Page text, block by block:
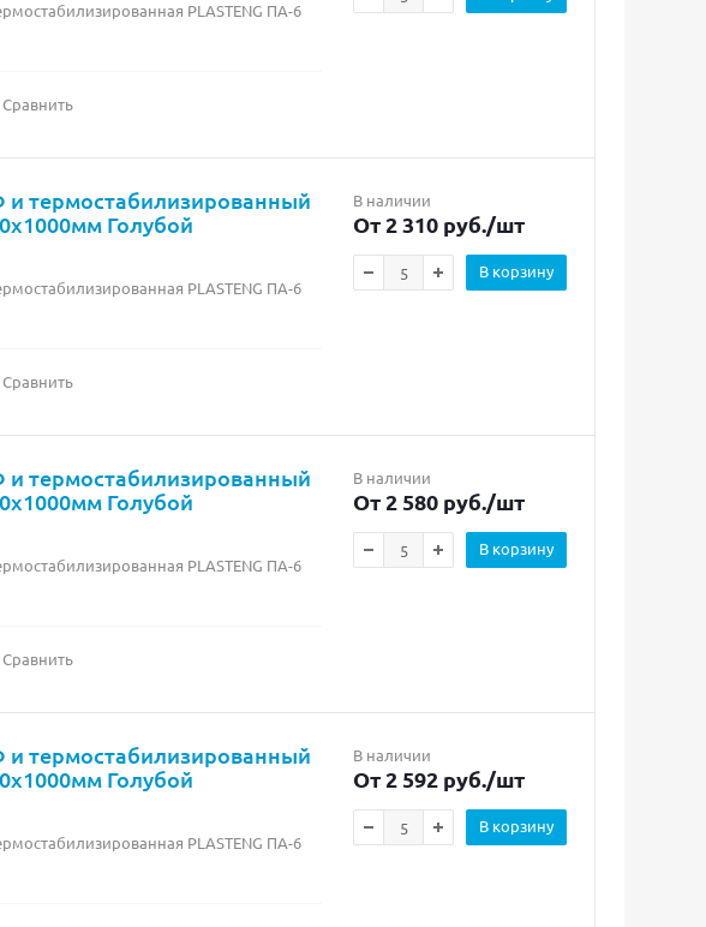
PLASTENG ПА-6
Сравнить
термостабилизированный
Голубой
PLASTENG ПА-6
Сравнить
В наличии
От 2 310 руб./шт
В корзину
термостабилизированный
Голубой
PLASTENG ПА-6
Сравнить
В наличии
От 2 580 руб./шт
В корзину
термостабилизированный
Голубой
PLASTENG ПА-6
В наличии
От 2 592 руб./шт
В корзину